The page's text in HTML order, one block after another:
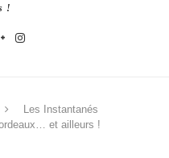
!
Les Instantanés
et ailleurs !